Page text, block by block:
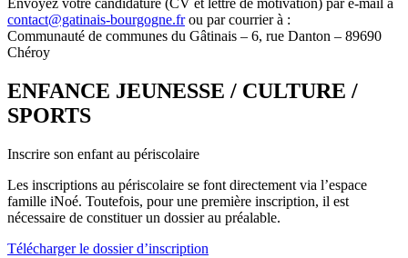
Envoyez votre candidature (CV et lettre de motivation) par e-mail à
contact@gatinais-bourgogne.frou par courrier à :
Communauté de communes du Gâtinais – 6, rue Danton – 89690
Chéroy
ENFANCE JEUNESSE / CULTURE /
SPORTS
Inscrire son enfant au périscolaire
Les inscriptions au périscolaire se font directement via l’espace
famille iNoé. Toutefois, pour une première inscription, il est
nécessaire de constituer un dossier au préalable.
Télécharger le dossier d’inscription